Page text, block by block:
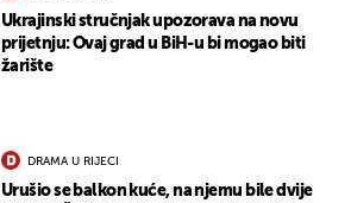
Ukrajinski stručnjak upozorava na novu
prijetnju: Ovaj grad u BiH-u bi mogao biti
žarište
DRAMA U RIJECI
Urušio se balkon kuće, na njemu bile dvije